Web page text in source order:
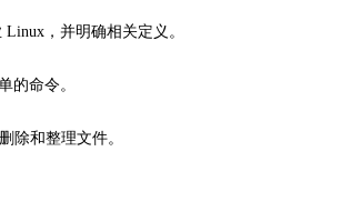
，并明确相关定义。
的命令。
除和整理文件。